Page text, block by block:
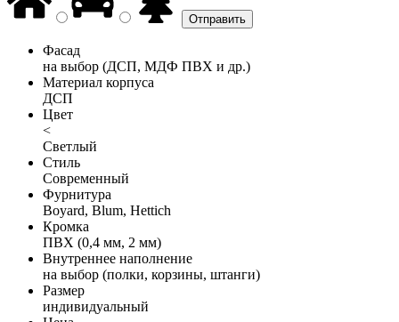
Фасад
на выбор (ДСП, МДФ ПВХ и др.)
Материал корпуса
ДСП
Цвет
<
Светлый
Стиль
Современный
Фурнитура
Boyard, Blum, Hettich
Кромка
ПВХ (0,4 мм, 2 мм)
Внутреннее наполнение
на выбор (полки, корзины, штанги)
Размер
индивидуальный